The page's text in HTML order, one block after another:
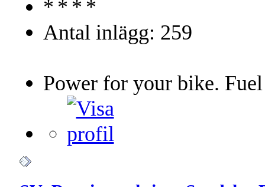
Antal inlägg: 259
Power for your bike.